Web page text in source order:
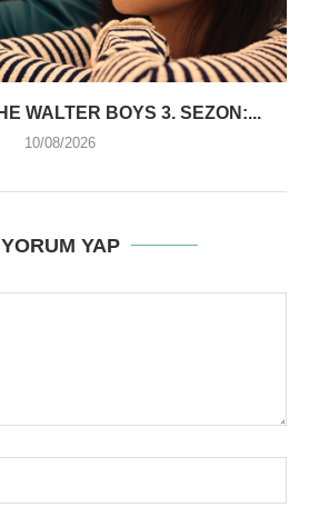
WALTER BOYS 3. SEZON:...
10/08/2026
YORUM YAP